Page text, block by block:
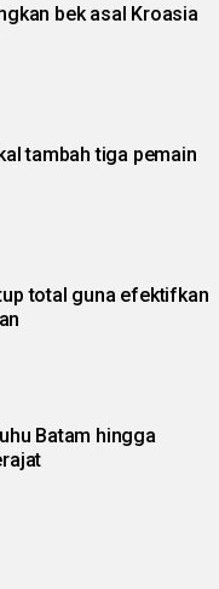
bek asal Kroasia
tambah tiga pemain
total guna efektifkan
Batam hingga